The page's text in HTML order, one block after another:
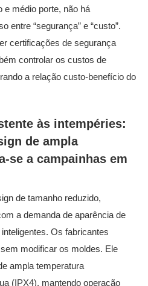
e médio porte, não há
entre “segurança” e “custo”.
certificações de segurança
controlar os custos de
a relação custo-benefício do
às intempéries:
de ampla
se a campainhas em
de tamanho reduzido,
a demanda de aparência de
Os fabricantes
modificar os moldes. Ele
ampla temperatura
(IPX4), mantendo operação